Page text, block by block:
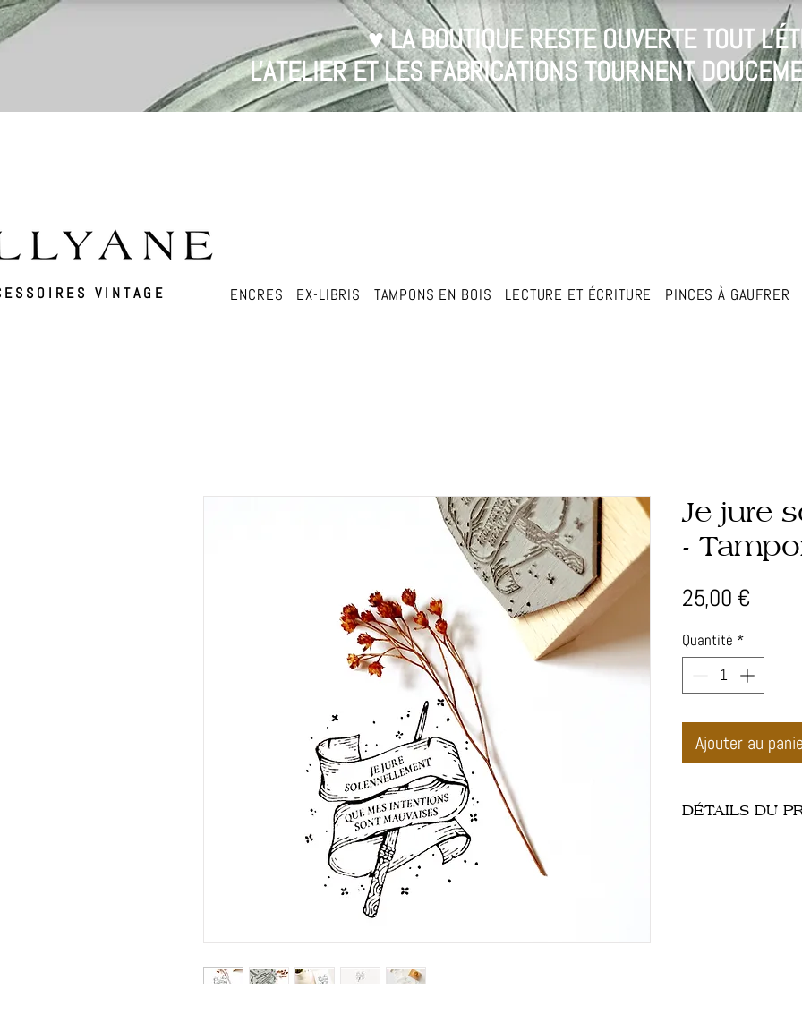
♥ LA BOUTIQUE RESTE OUVERTE TOUT
L'ATELIER ET LES FABRICATIONS TOURNENT
VINTAGE ENCRES EX-LIBRIS TAMPONS EN BOIS LECTURE ET ÉCRITURE PINCES À GAUFRER
Je jure
-
25,00 €
Quantité *
Ajouter au
DÉTAILS DU